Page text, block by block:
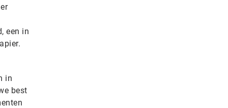
een in
in
best